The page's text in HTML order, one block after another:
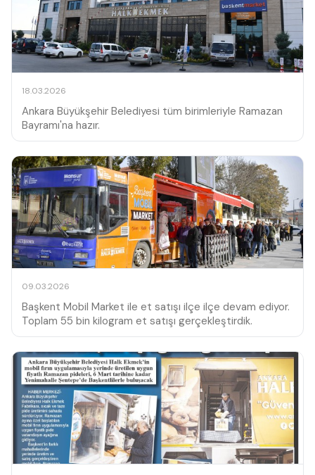
18.03.2026
Ankara Büyükşehir Belediyesi tüm birimleriyle Ramazan
Bayramı'na hazır.
09.03.2026
Başkent Mobil Market ile et satışı ilçe ilçe devam ediyor.
Toplam 55 bin kilogram et satışı gerçekleştirdik.